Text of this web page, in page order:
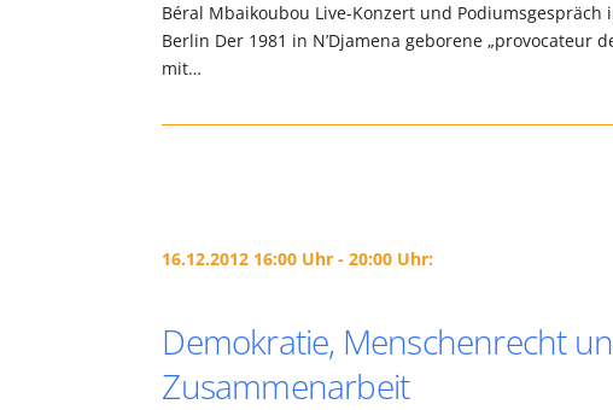
Béral Mbaikoubou Live-Konzert und
Berlin Der 1981 in N’Djamena geborene
mit…
16.12.2012 16:00 Uhr - 20:00 Uhr:
Demokratie, Menschenrecht
Zusammenarbeit